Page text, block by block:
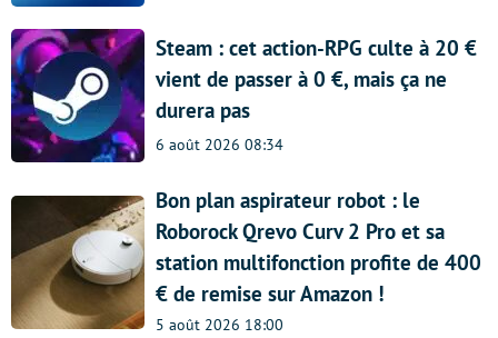
Steam : cet action-RPG culte à 20 €
vient de passer à 0 €, mais ça ne
durera pas
6 août 2026 08:34
Bon plan aspirateur robot : le
Roborock Qrevo Curv 2 Pro et sa
station multifonction profite de 400
€ de remise sur Amazon !
5 août 2026 18:00